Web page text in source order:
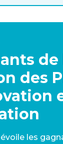
de
des
les